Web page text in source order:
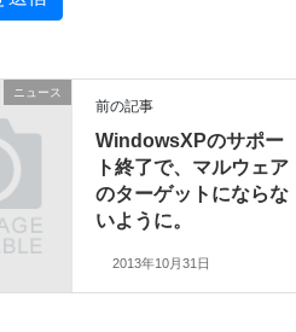
ニュース
前の記事
WindowsXPのサポー
ト終了で、マルウェア
のターゲットにならな
いように。
2013年10月31日